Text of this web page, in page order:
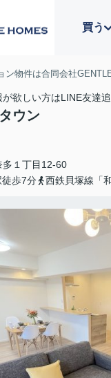
買う
ン物件は合同会社
が欲しい方はLINE友達
ウン
多 １丁目12-60
歩7分
西鉄貝塚線「